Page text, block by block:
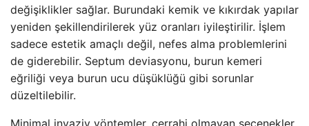
değişiklikler sağlar. Burundaki kemik ve kıkırdak yapılar
yeniden şekillendirilerek yüz oranları iyileştirilir. İşlem
sadece estetik amaçlı değil, nefes alma problemlerini
de giderebilir. Septum deviasyonu, burun kemeri
eğriliği veya burun ucu düşüklüğü gibi sorunlar
düzeltilebilir.
Minimal invaziv yöntemler, cerrahi olmayan seçenekler